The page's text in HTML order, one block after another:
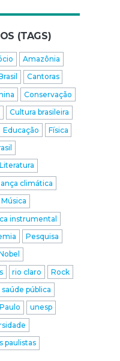
(TAGS)
Amazônia
Cantoras
Conservação
Cultura brasileira
Educação
Física
Literatura
climática
Música
instrumental
Pesquisa
rio claro
Rock
saúde pública
unesp
paulistas